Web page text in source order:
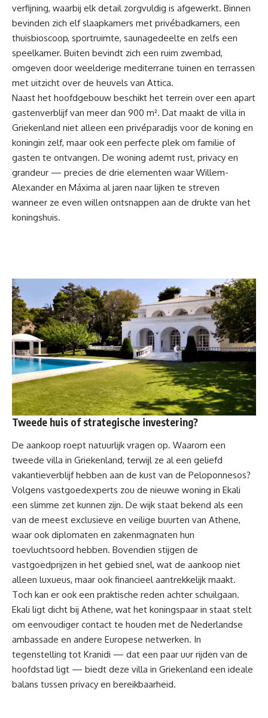
verfijning, waarbij elk detail zorgvuldig is afgewerkt. Binnen
bevinden zich elf slaapkamers met privébadkamers, een
thuisbioscoop, sportruimte, saunagedeelte en zelfs een
speelkamer. Buiten bevindt zich een ruim zwembad,
omgeven door weelderige mediterrane tuinen en terrassen
met uitzicht over de heuvels van Attica.
Naast het hoofdgebouw beschikt het terrein over een apart
gastenverblijf van meer dan 900 m². Dat maakt de villa in
Griekenland niet alleen een privéparadijs voor de koning en
koningin zelf, maar ook een perfecte plek om familie of
gasten te ontvangen. De woning ademt rust, privacy en
grandeur — precies de drie elementen waar Willem-
Alexander en Máxima al jaren naar lijken te streven
wanneer ze even willen ontsnappen aan de drukte van het
koningshuis.
Tweede huis of strategische investering?
De aankoop roept natuurlijk vragen op. Waarom een
tweede villa in Griekenland, terwijl ze al een geliefd
vakantieverblijf hebben aan de kust van de Peloponnesos?
Volgens vastgoedexperts zou de nieuwe woning in Ekali
een slimme zet kunnen zijn. De wijk staat bekend als een
van de meest exclusieve en veilige buurten van Athene,
waar ook diplomaten en zakenmagnaten hun
toevluchtsoord hebben. Bovendien stijgen de
vastgoedprijzen in het gebied snel, wat de aankoop niet
alleen luxueus, maar ook financieel aantrekkelijk maakt.
Toch kan er ook een praktische reden achter schuilgaan.
Ekali ligt dicht bij Athene, wat het koningspaar in staat stelt
om eenvoudiger contact te houden met de Nederlandse
ambassade en andere Europese netwerken. In
tegenstelling tot Kranidi — dat een paar uur rijden van de
hoofdstad ligt — biedt deze villa in Griekenland een ideale
balans tussen privacy en bereikbaarheid.